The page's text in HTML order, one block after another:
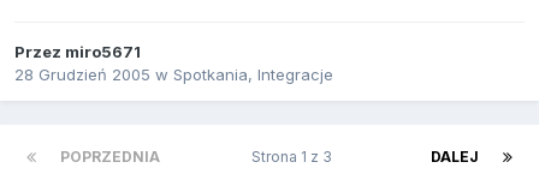
Przez miro5671
28 Grudzień 2005 w Spotkania, Integracje
POPRZEDNIA DALEJ
Strona 1 z 3